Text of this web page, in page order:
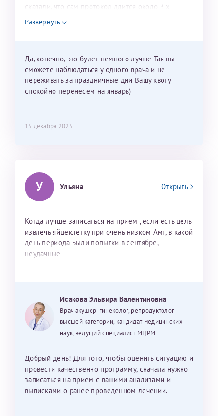
сказали, что сам протокол длится около 3-х
недель и 3 недели я должна находится в Питере.
Можно мне новый год провести в Калининграде и
Развернуть
Да, конечно, это будет немного лучше Так вы
сможете наблюдаться у одного врача и не
переживать за праздничные дни Вашу квоту
спокойно перенесем на январь)
15 декабря 2025
У Ульяна Открыть
Когда лучше записаться на прием , если есть цель
извлечь яйцеклетку при очень низком Амг, в какой
день периода Были попытки в сентябре,
неудачные
Исакова Эльвира Валентиновна
Врач акушер-гинеколог, репродуктолог
высшей категории, кандидат медицинских
наук, ведущий специалист МЦРМ
Добрый день! Для того, чтобы оценить ситуацию и
провести качественно программу, сначала нужно
записаться на прием с вашими анализами и
выписками о ранее проведенном лечении.